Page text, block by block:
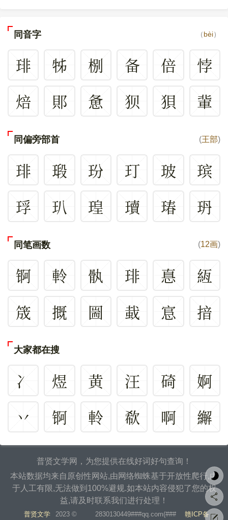
同音字 （bèi）
琲 牬 㭭 备 倍
悖
焙
郥 惫 狈 狽 軰
同偏旁部首 (王部)
琲 瑖 玢 玎 玻
瑸
琈
玐 瑝 瓄 瑃 玬
同笔画数 (12画)
锕 軨 骫 琲 惪
絚
筬
摡 圌 蛓 悹 揞
大家都在搜
冫 煜 黄 汪 碕
婀
丷
锕 軨 欷 啊 繲
普贤文学网，为您提供在线好词好句查询！
本站数据均来自原创性网站,由网络蜘蛛基于开放性爬行,由
于人工有限,无法做到100%避规.如本站内容侵犯了您的权
益,请及时联系我们进行处理！
普贤文学 2023 © 2830130449###qq.com(### 赣ICP备